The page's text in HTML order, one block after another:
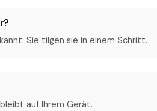
Sie tilgen sie in einem Schritt.
auf Ihrem Gerät.